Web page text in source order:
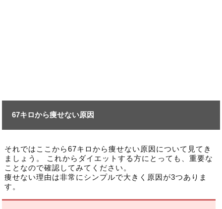
67キロから痩せない原因
それではここから67キロから痩せない原因について見てき
ましょう。 これからダイエットする方にとっても、重要な
ことなので確認してみてください。
痩せない理由は非常にシンプルで大きく原因が3つありま
す。